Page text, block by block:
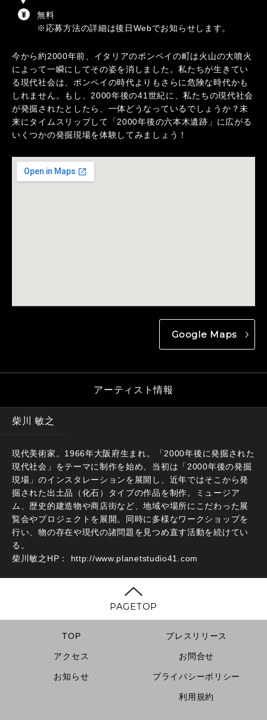
無料
※応募方法の詳細は後日Webでお知らせします。
今から約2000年前、イタリアのポンペイの町は火山の大噴火
によって一瞬にしてその姿を消しました。私たちが生きてい
る現代社会は、ポンペイの時代よりもさらに危険な時代かも
しれません。もし、2000年後の41世紀に、私たちの現代社会
が発掘されたとしたら、一体どうなっているでしょうか？未
来にタイムスリップして「2000年後の六本木遺跡」に広がる
いくつかの発掘現場を体験してみましょう！
Google Maps
アーティスト情報
柴川 敏之
現代美術家。1966年大阪府生まれ。「2000年後に発掘された
現代社会」をテーマに制作を始め、当初は「2000年後の発掘
現場」のインスタレーションを展開し、近年ではそこから発
掘された出土品（化石）タイプの作品を制作。ミュージア
ム、歴史的建造物や商店街など、地域や場所にこだわった展
覧会やプロジェクトを展開。同時に多様なワークショップを
行い、物の存在や現代の諸問題を見つめ直す活動を続けてい
る。
柴川敏之HP： http://www.planetstudio41.com
PAGETOP
TOP
アクセス
お知らせ
プレスリリース
お問合せ
プライバシーポリシー
利用規約